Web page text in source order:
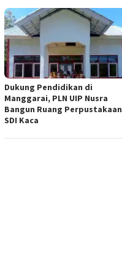
Dukung Pendidikan di
Manggarai, PLN UIP Nusra
Bangun Ruang Perpustakaan
SDI Kaca